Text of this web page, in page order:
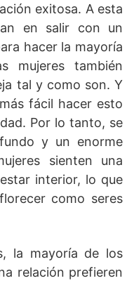
exitosa. A esta
en salir con un
hacer la mayoría
mujeres también
tal y como son. Y
fácil hacer esto
Por lo tanto, se
y un enorme
sienten una
interior, lo que
como seres
la mayoría de los
relación prefieren